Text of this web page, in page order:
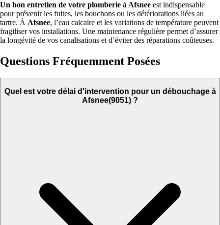
Un bon entretien de votre plomberie à Afsnee est indispensable
pour prévenir les fuites, les bouchons ou les détériorations liées au
tartre. À Afsnee, l’eau calcaire et les variations de température peuvent
fragiliser vos installations. Une maintenance régulière permet d’assurer
la longévité de vos canalisations et d’éviter des réparations coûteuses.
Questions Fréquemment Posées
Quel est votre délai d'intervention pour un débouchage à
Afsnee(9051) ?